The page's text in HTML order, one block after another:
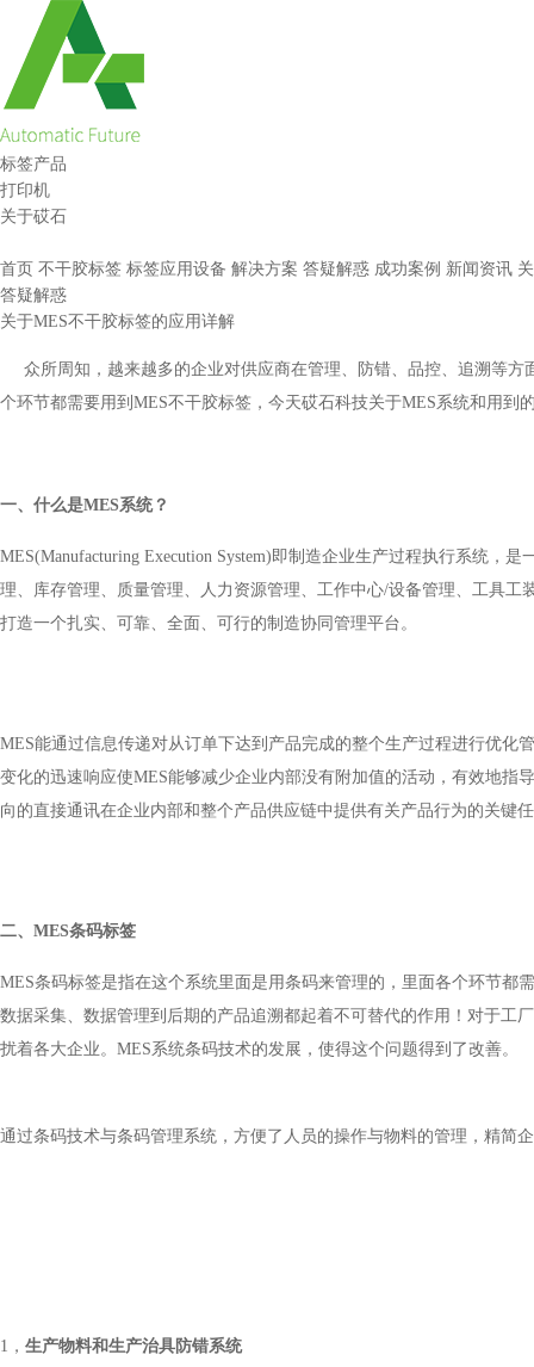
标签产品
打印机
关于砹石
首页 不干胶标签 标签应用设备 解决方案 答疑解惑 成功案例 新闻资讯
答疑解惑
关于MES不干胶标签的应用详解
众所周知，越来越多的企业对供应商在管理、防错、品控、追溯等方
个环节都需要用到MES不干胶标签，今天砹石科技关于MES系统和用到
一、什么是MES系统？
MES(Manufacturing Execution System)即制造企业生产过程执行系统，
理、库存管理、质量管理、人力资源管理、工作中心/设备管理、工具
打造一个扎实、可靠、全面、可行的制造协同管理平台。
MES能通过信息传递对从订单下达到产品完成的整个生产过程进行优
变化的迅速响应使MES能够减少企业内部没有附加值的活动，有效地指
向的直接通讯在企业内部和整个产品供应链中提供有关产品行为的关键
二、 MES条码标签
MES条码标签是指在这个系统里面是用条码来管理的，里面各个环节都
数据采集、数据管理到后期的产品追溯都起着不可替代的作用！ 对于工
扰着各大企业。 MES系统条码技术的发展，使得这个问题得到了改善。
通过条码技术与条码管理系统，方便了人员的操作与物料的管理，精简
1， 生产物料和生产治具防错系统